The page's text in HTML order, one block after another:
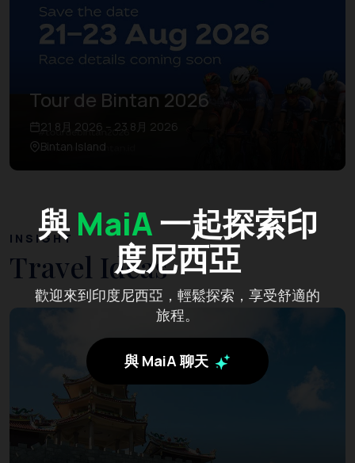
與MaiA一起探索印
度尼西亞
歡迎來到印度尼西亞，輕鬆探索，享受舒適的
旅程。
與 MaiA 聊天
Tour de Bintan 2026
21 8月 2026 – 23 8月 2026
Bintan Island
INSIGHT
Travel Ideas